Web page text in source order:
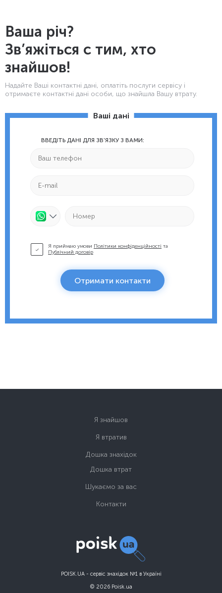
Ваша річ?
Зв’яжіться с тим, хто
знайшов!
Надайте Ваші контактнi дані, оплатіть послуги сервісу і
отримаєте контактні дані особи, що знайшла Вашу втрату.
Ваші дані
ВВЕДІТЬ ДАНІ ДЛЯ ЗВ'ЯЗКУ З ВАМИ:
Я приймаю умови Політики конфіденційності та
Публічний договір
Отримати контакти
POISK.UA - сервіс знахідок №1 в Україні
© 2026 Poisk.ua
Я знайшов
Я втратив
Дошка знахідок
Дошка втрат
Шукаємо за вас
Контакти